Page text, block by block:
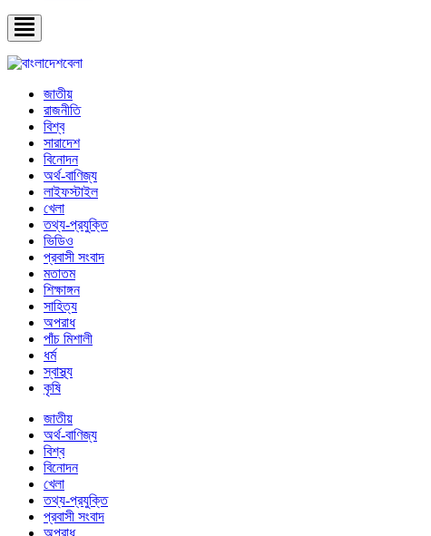
জাতীয়
রাজনীতি
বিশ্ব
সারাদেশ
বিনোদন
অর্থ-বাণিজ্য
লাইফস্টাইল
খেলা
তথ্য-প্রযুক্তি
ভিডিও
প্রবাসী সংবাদ
মতাতম
শিক্ষাঙ্গন
সাহিত্য
অপরাধ
পাঁচ মিশালী
ধর্ম
স্বাস্থ্য
কৃষি
জাতীয়
অর্থ-বাণিজ্য
বিশ্ব
বিনোদন
খেলা
তথ্য-প্রযুক্তি
প্রবাসী সংবাদ
অপরাধ